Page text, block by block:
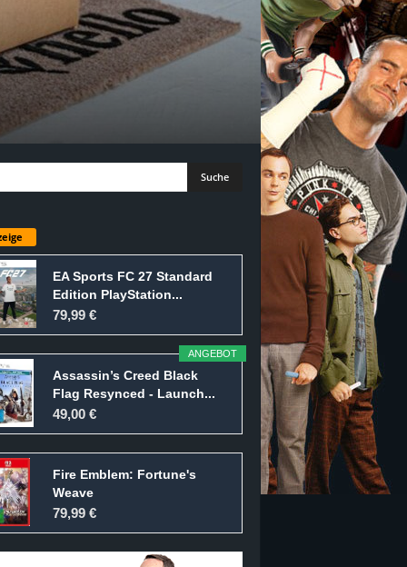
EA Sports FC 27 Standard
Edition PlayStation...
79,99 €
ANGEBOT
Assassin’s Creed Black
Flag Resynced - Launch...
49,00 €
Fire Emblem: Fortune's
Weave
79,99 €